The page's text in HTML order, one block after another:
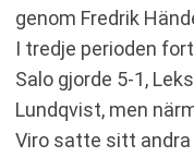
genom Fredrik
I tredje perioden
Salo gjorde 5-1,
Lundqvist, men
Viro satte sitt